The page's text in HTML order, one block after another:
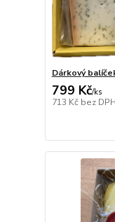
Dárkový
799 Kč/ks
713 Kč bez DPH